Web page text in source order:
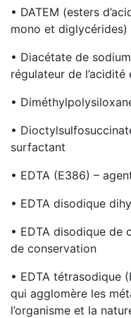
• DATEM (esters
mono et diglycérides)
• Diacétate de
régulateur de
•
•
surfactant
• EDTA (E386) –
• EDTA disodique
• EDTA disodique de
de conservation
• EDTA tétrasodique
qui agglomère les
l’organisme et la